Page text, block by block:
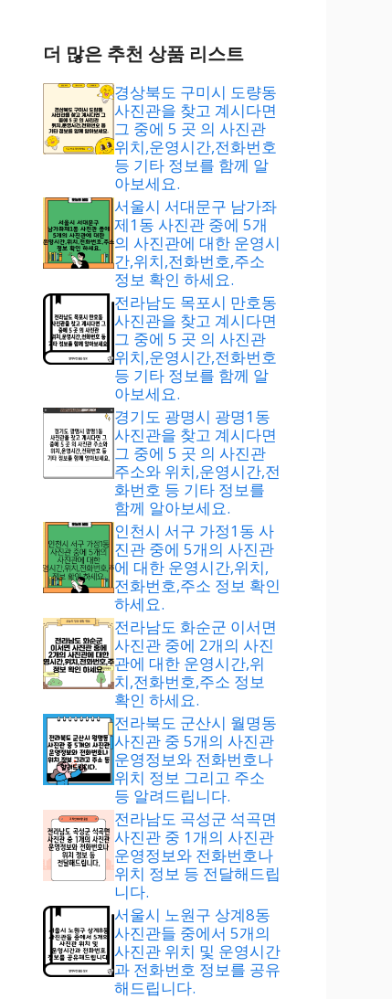
더 많은 추천 상품 리스트
경상북도 구미시 도량동
사진관을 찾고 계시다면
그 중에 5 곳 의 사진관
위치,운영시간,전화번호
등 기타 정보를 함께 알
아보세요.
서울시 서대문구 남가좌
제1동 사진관 중에 5개
의 사진관에 대한 운영시
간,위치,전화번호,주소
정보 확인 하세요.
전라남도 목포시 만호동
사진관을 찾고 계시다면
그 중에 5 곳 의 사진관
위치,운영시간,전화번호
등 기타 정보를 함께 알
아보세요.
경기도 광명시 광명1동
사진관을 찾고 계시다면
그 중에 5 곳 의 사진관
주소와 위치,운영시간,전
화번호 등 기타 정보를
함께 알아보세요.
인천시 서구 가정1동 사
진관 중에 5개의 사진관
에 대한 운영시간,위치,
전화번호,주소 정보 확인
하세요.
전라남도 화순군 이서면
사진관 중에 2개의 사진
관에 대한 운영시간,위
치,전화번호,주소 정보
확인 하세요.
전라북도 군산시 월명동
사진관 중 5개의 사진관
운영정보와 전화번호나
위치 정보 그리고 주소
등 알려드립니다.
전라남도 곡성군 석곡면
사진관 중 1개의 사진관
운영정보와 전화번호나
위치 정보 등 전달해드립
니다.
서울시 노원구 상계8동
사진관들 중에서 5개의
사진관 위치 및 운영시간
과 전화번호 정보를 공유
해드립니다.